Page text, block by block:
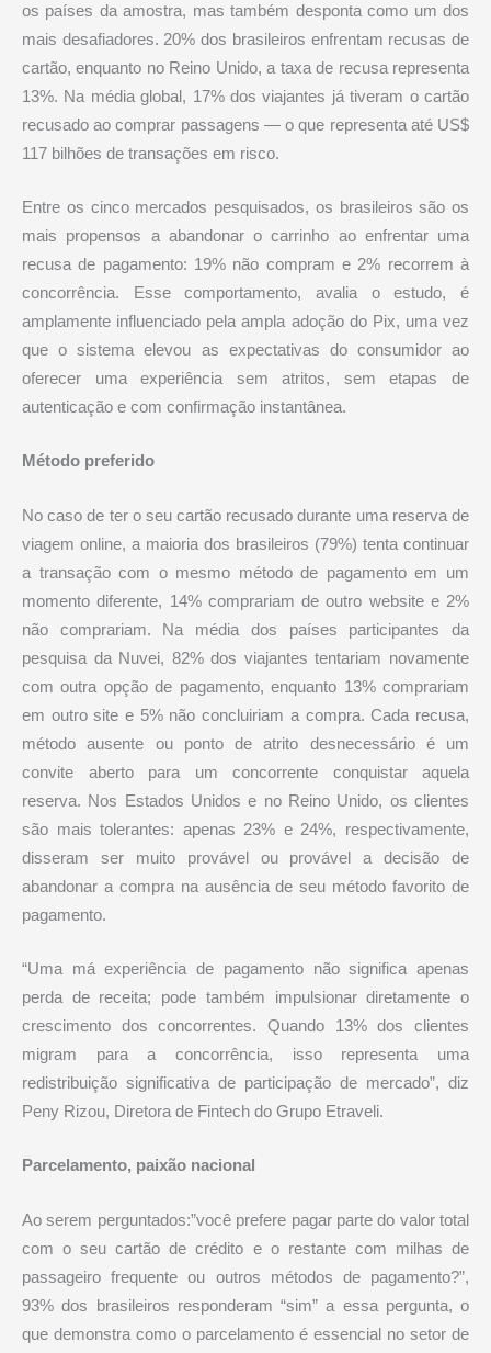
os países da amostra, mas também desponta como um dos
mais desafiadores. 20% dos brasileiros enfrentam recusas de
cartão, enquanto no Reino Unido, a taxa de recusa representa
13%. Na média global, 17% dos viajantes já tiveram o cartão
recusado ao comprar passagens — o que representa até US$
117 bilhões de transações em risco.
Entre os cinco mercados pesquisados, os brasileiros são os
mais propensos a abandonar o carrinho ao enfrentar uma
recusa de pagamento: 19% não compram e 2% recorrem à
concorrência. Esse comportamento, avalia o estudo, é
amplamente influenciado pela ampla adoção do Pix, uma vez
que o sistema elevou as expectativas do consumidor ao
oferecer uma experiência sem atritos, sem etapas de
autenticação e com confirmação instantânea.
Método preferido
No caso de ter o seu cartão recusado durante uma reserva de
viagem online, a maioria dos brasileiros (79%) tenta continuar
a transação com o mesmo método de pagamento em um
momento diferente, 14% comprariam de outro website e 2%
não comprariam. Na média dos países participantes da
pesquisa da Nuvei, 82% dos viajantes tentariam novamente
com outra opção de pagamento, enquanto 13% comprariam
em outro site e 5% não concluiriam a compra. Cada recusa,
método ausente ou ponto de atrito desnecessário é um
convite aberto para um concorrente conquistar aquela
reserva. Nos Estados Unidos e no Reino Unido, os clientes
são mais tolerantes: apenas 23% e 24%, respectivamente,
disseram ser muito provável ou provável a decisão de
abandonar a compra na ausência de seu método favorito de
pagamento.
“Uma má experiência de pagamento não significa apenas
perda de receita; pode também impulsionar diretamente o
crescimento dos concorrentes. Quando 13% dos clientes
migram para a concorrência, isso representa uma
redistribuição significativa de participação de mercado”, diz
Peny Rizou, Diretora de Fintech do Grupo Etraveli.
Parcelamento, paixão nacional
Ao serem perguntados:”você prefere pagar parte do valor total
com o seu cartão de crédito e o restante com milhas de
passageiro frequente ou outros métodos de pagamento?”,
93% dos brasileiros responderam “sim” a essa pergunta, o
que demonstra como o parcelamento é essencial no setor de